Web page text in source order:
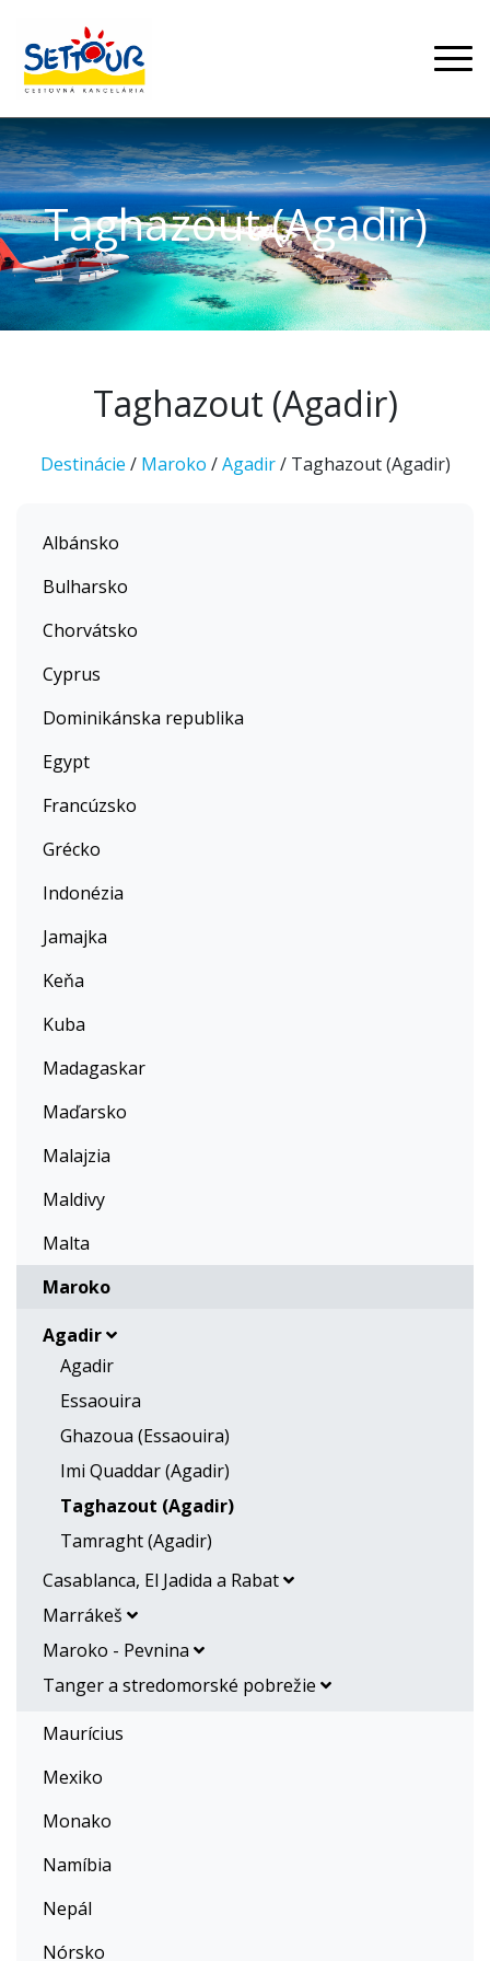
Taghazout (Agadir)
Taghazout (Agadir)
Destinácie / Maroko /Agadir/ Taghazout (Agadir)
Albánsko
Bulharsko
Chorvátsko
Cyprus
Dominikánska republika
Egypt
Francúzsko
Grécko
Indonézia
Jamajka
Keňa
Kuba
Madagaskar
Maďarsko
Malajzia
Maldivy
Malta
Maroko
Agadir
Agadir
Essaouira
Ghazoua (Essaouira)
Imi Quaddar (Agadir)
Taghazout (Agadir)
Tamraght (Agadir)
Casablanca, El Jadida a Rabat
Marrákeš
Maroko - Pevnina
Tanger a stredomorské pobrežie
Maurícius
Mexiko
Monako
Namíbia
Nepál
Nórsko